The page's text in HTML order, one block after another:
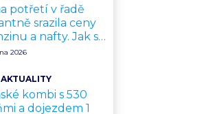
potřetí v řadě
srazila ceny
a nafty. Jak se
propsat do
2026
AKTUALITY
kombi s 530
a dojezdem 1